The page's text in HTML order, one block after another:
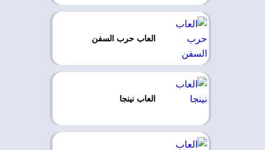
العاب حرب السفن
العاب نينجا